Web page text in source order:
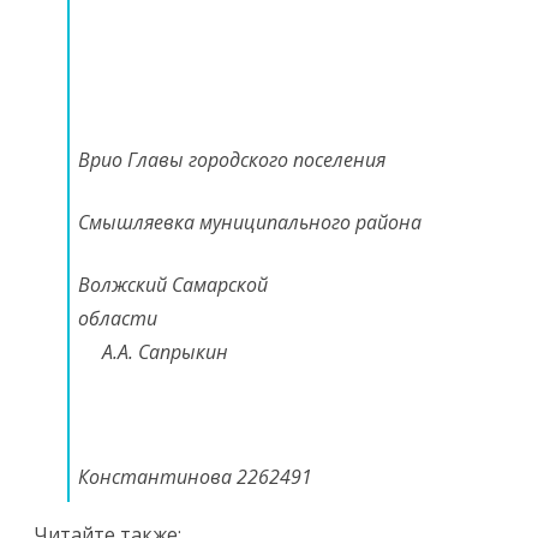
Врио Главы городского поселения
Смышляевка муниципального района
Волжский Самарской
области
А.А. Сапрыкин
Константинова 2262491